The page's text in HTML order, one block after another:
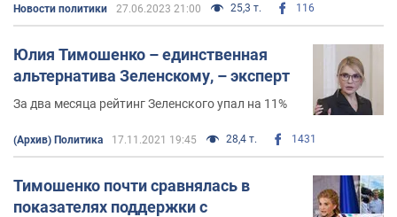
Новости политики 27.06.2023 21:00 25,3 т. 116
Юлия Тимошенко – единственная
альтернатива Зеленскому, – эксперт
За два месяца рейтинг Зеленского упал на 11%
(Архив) Политика 17.11.2021 19:45 28,4 т. 1431
Тимошенко почти сравнялась в
показателях поддержки с